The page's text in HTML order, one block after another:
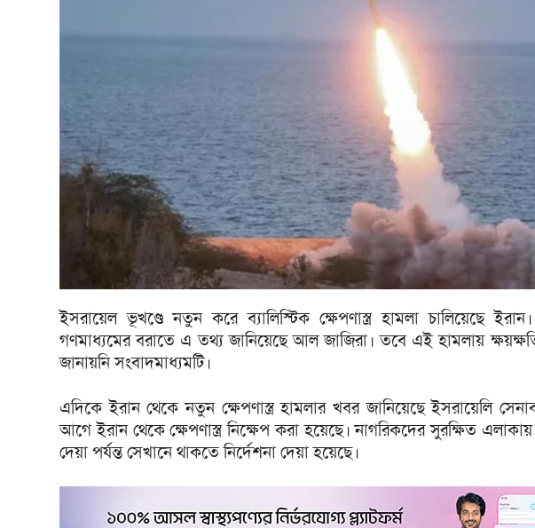
ইসরায়েল ভূখণ্ডে নতুন করে ব্যালিস্টিক ক্ষেপণাস্ত্র হামলা চালিয়েছে
গণমাধ্যমের বরাতে এ তথ্য জানিয়েছে আল জাজিরা। তবে এই হামলায়
জানায়নি সংবাদমাধ্যমটি।
এদিকে ইরান থেকে নতুন ক্ষেপণাস্ত্র হামলার খবর জানিয়েছে ইসরায়েলি
আগে ইরান থেকে ক্ষেপণাস্ত্র নিক্ষেপ করা হয়েছে। নাগরিকদের সুরক্ষিত
দেয়া পর্যন্ত সেখানে থাকতে নির্দেশনা দেয়া হয়েছে।